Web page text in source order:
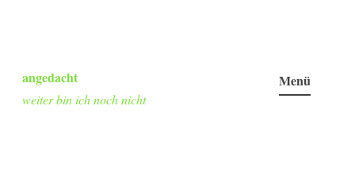
Inhalt
springen
angedacht
weiter bin ich noch nicht
Menü